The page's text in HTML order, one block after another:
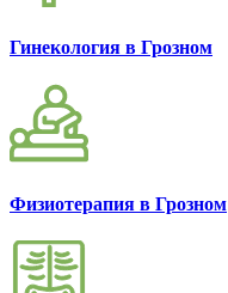
Гинекология в Грозном
Физиотерапия в Грозном